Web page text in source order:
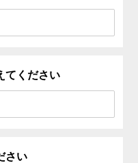
てください
さい